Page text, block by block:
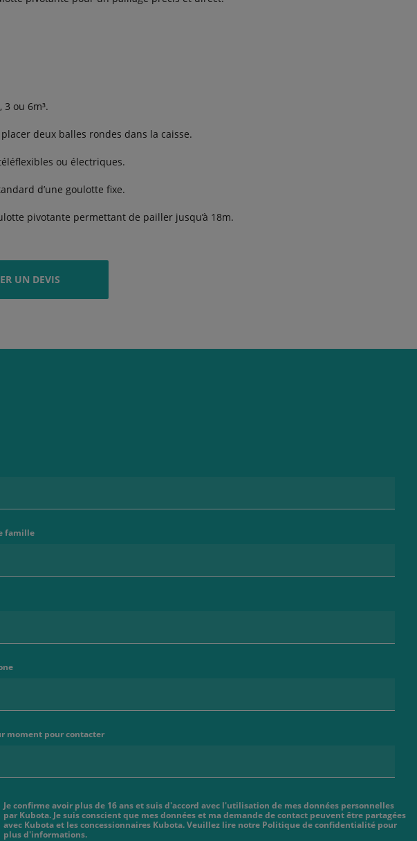
3 ou 6m³.
deux balles rondes dans la caisse.
ou électriques.
d’une goulotte fixe.
pivotante permettant de pailler jusqu’à 18m.
UN DEVIS
famille
moment pour contacter
Je confirme avoir plus de 16 ans et suis d'accord avec l'utilisation de mes données personnelles
par Kubota. Je suis conscient que mes données et ma demande de contact peuvent être partagées
avec Kubota et les concessionnaires Kubota. Veuillez lire notre Politique de confidentialité pour
plus d'informations.